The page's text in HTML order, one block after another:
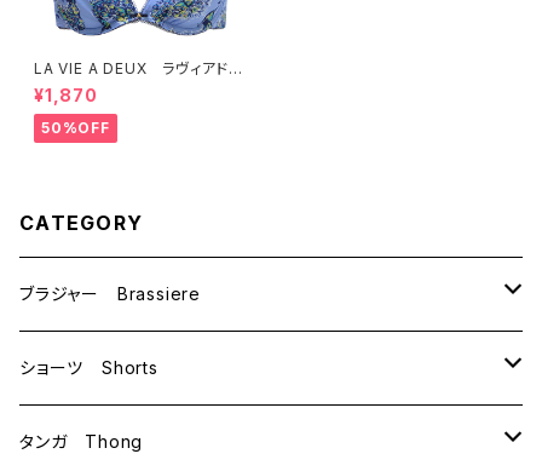
LA VIE A DEUX ラヴィアド
ゥ くじゃくプリント ブラジャ
ー ブラ （サルビアブルー）22
438
¥1,870
50%OFF
CATEGORY
ブラジャー Brassiere
B70
B75
ショーツ Shorts
M
タンガ Thong